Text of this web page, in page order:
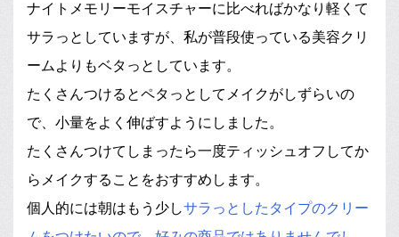
ナイトメモリーモイスチャーに比べればかなり軽くて
サラっとしていますが、私が普段使っている美容クリ
ームよりもベタっとしています。
たくさんつけるとペタっとしてメイクがしずらいの
で、小量をよく伸ばすようにしました。
たくさんつけてしまったら一度ティッシュオフしてか
らメイクすることをおすすめします。
個人的には朝はもう少しサラっとしたタイプのクリー